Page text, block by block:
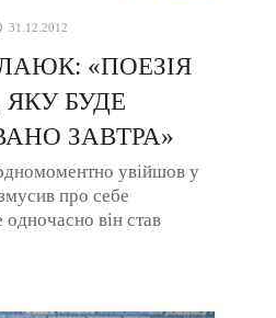
31.12.2012
«ПОЕЗІЯ
БУДЕ
ЗАВТРА»
увійшов у
про себе
він став